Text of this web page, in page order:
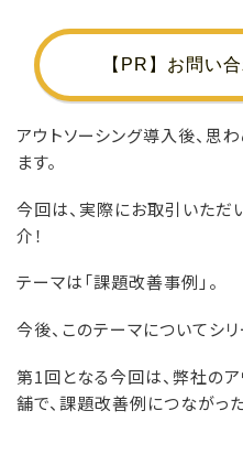
【PR】お問い
アウトソーシング導入後、思
ます。
今回は、実際にお取引いただ
介！
テーマは「課題改善事例」。
今後、このテーマについてシ
第1回となる今回は、弊社の
舗で、課題改善例につながっ